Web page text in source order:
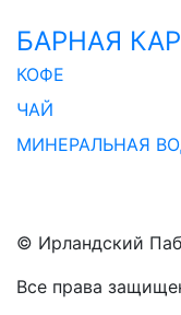
БАРНАЯ
КОФЕ
ЧАЙ
МИНЕРАЛЬНАЯ
© Ирландский
Все права